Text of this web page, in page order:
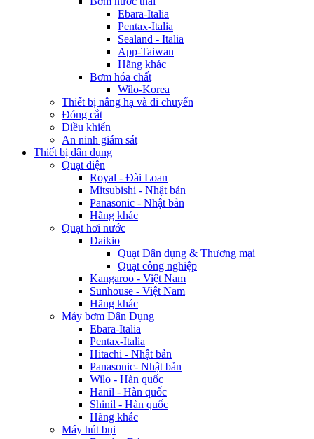
Ebara-Italia
Pentax-Italia
Sealand - Italia
App-Taiwan
Hãng khác
Bơm hóa chất
Wilo-Korea
Thiết bị nâng hạ và di chuyển
Đóng cắt
Điều khiển
An ninh giám sát
Thiết bị dân dụng
Quạt điện
Royal - Đài Loan
Mitsubishi - Nhật bản
Panasonic - Nhật bản
Hãng khác
Quạt hơi nước
Daikio
Quạt Dân dụng & Thương mại
Quạt công nghiệp
Kangaroo - Việt Nam
Sunhouse - Việt Nam
Hãng khác
Máy bơm Dân Dụng
Ebara-Italia
Pentax-Italia
Hitachi - Nhật bản
Panasonic- Nhật bản
Wilo - Hàn quốc
Hanil - Hàn quốc
Shinil - Hàn quốc
Hãng khác
Máy hút bụi